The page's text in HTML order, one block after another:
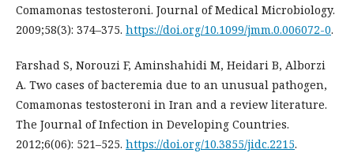
Comamonas testosteroni. Journal of Medical Microbiology.
2009;58(3): 374–375. https://doi.org/10.1099/jmm.0.006072-0.
Farshad S, Norouzi F, Aminshahidi M, Heidari B, Alborzi
A. Two cases of bacteremia due to an unusual pathogen,
Comamonas testosteroni in Iran and a review literature.
The Journal of Infection in Developing Countries.
2012;6(06): 521–525. https://doi.org/10.3855/jidc.2215.